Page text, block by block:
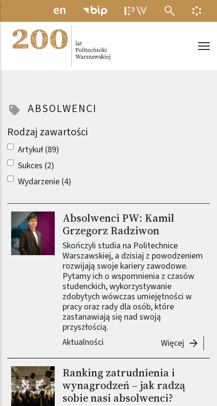
Przejdź do treści
MENU
ABSOLWENCI
Rodzaj zawartości
Artykuł (89)
Sukces (2)
Wydarzenie (4)
Obraz (old)
Absolwenci PW: Kamil
Grzegorz Radziwon
Skończyli studia na Politechnice
Warszawskiej, a dzisiaj z powodzeniem
rozwijają swoje kariery zawodowe.
Pytamy ich o wspomnienia z czasów
studenckich, wykorzystywanie
zdobytych wówczas umiejętności w
pracy oraz rady dla osób, które
zastanawiają się nad swoją
przyszłością.
Aktualności
Więcej
Obraz (old)
Ranking zatrudnienia i
wynagrodzeń – jak radzą
sobie nasi absolwenci?